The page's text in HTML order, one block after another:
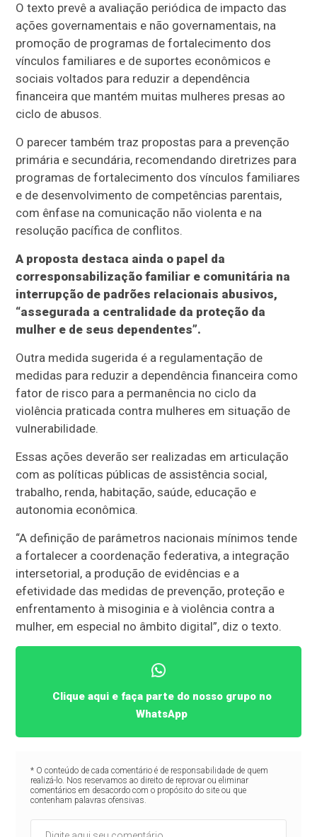
O texto prevê a avaliação periódica de impacto das
ações governamentais e não governamentais, na
promoção de programas de fortalecimento dos
vínculos familiares e de suportes econômicos e
sociais voltados para reduzir a dependência
financeira que mantém muitas mulheres presas ao
ciclo de abusos.
O parecer também traz propostas para a prevenção
primária e secundária, recomendando diretrizes para
programas de fortalecimento dos vínculos familiares
e de desenvolvimento de competências parentais,
com ênfase na comunicação não violenta e na
resolução pacífica de conflitos.
A proposta destaca ainda o papel da
corresponsabilização familiar e comunitária na
interrupção de padrões relacionais abusivos,
“assegurada a centralidade da proteção da
mulher e de seus dependentes”.
Outra medida sugerida é a regulamentação de
medidas para reduzir a dependência financeira como
fator de risco para a permanência no ciclo da
violência praticada contra mulheres em situação de
vulnerabilidade.
Essas ações deverão ser realizadas em articulação
com as políticas públicas de assistência social,
trabalho, renda, habitação, saúde, educação e
autonomia econômica.
“A definição de parâmetros nacionais mínimos tende
a fortalecer a coordenação federativa, a integração
intersetorial, a produção de evidências e a
efetividade das medidas de prevenção, proteção e
enfrentamento à misoginia e à violência contra a
mulher, em especial no âmbito digital”, diz o texto.
Clique aqui e faça parte do nosso grupo no
WhatsApp
* O conteúdo de cada comentário é de responsabilidade de quem
realizá-lo. Nos reservamos ao direito de reprovar ou eliminar
comentários em desacordo com o propósito do site ou que
contenham palavras ofensivas.